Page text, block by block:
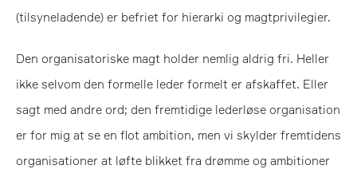
(tilsyneladende) er befriet for hierarki og magtprivilegier.
Den organisatoriske magt holder nemlig aldrig fri. Heller
ikke selvom den formelle leder formelt er afskaffet. Eller
sagt med andre ord; den fremtidige lederløse organisation
er for mig at se en flot ambition, men vi skylder fremtidens
organisationer at løfte blikket fra drømme og ambitioner